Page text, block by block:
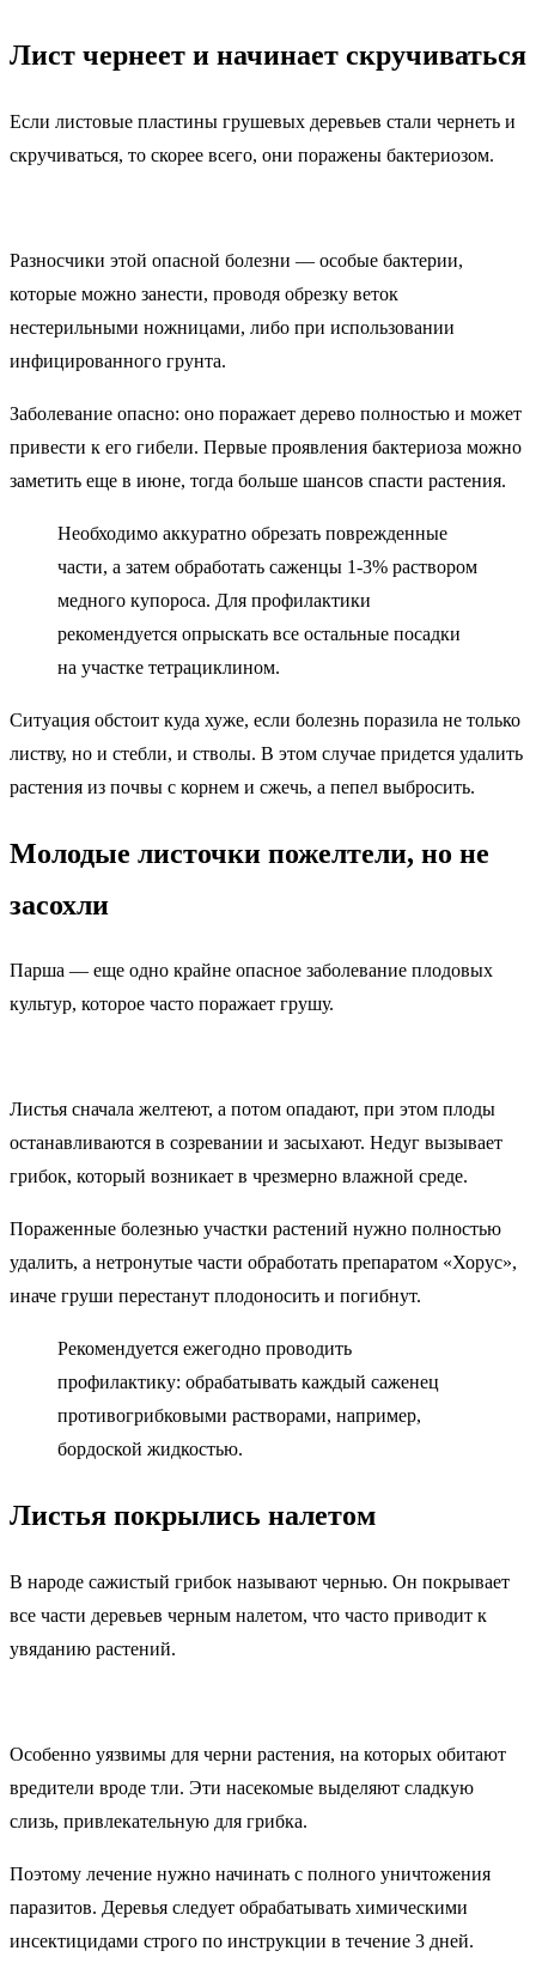
Лист чернеет и начинает скручиваться
Если листовые пластины грушевых деревьев стали чернеть и
скручиваться, то скорее всего, они поражены бактериозом.
Разносчики этой опасной болезни — особые бактерии,
которые можно занести, проводя обрезку веток
нестерильными ножницами, либо при использовании
инфицированного грунта.
Заболевание опасно: оно поражает дерево полностью и может
привести к его гибели. Первые проявления бактериоза можно
заметить еще в июне, тогда больше шансов спасти растения.
Необходимо аккуратно обрезать поврежденные
части, а затем обработать саженцы 1-3% раствором
медного купороса. Для профилактики
рекомендуется опрыскать все остальные посадки
на участке тетрациклином.
Ситуация обстоит куда хуже, если болезнь поразила не только
листву, но и стебли, и стволы. В этом случае придется удалить
растения из почвы с корнем и сжечь, а пепел выбросить.
Молодые листочки пожелтели, но не
засохли
Парша — еще одно крайне опасное заболевание плодовых
культур, которое часто поражает грушу.
Листья сначала желтеют, а потом опадают, при этом плоды
останавливаются в созревании и засыхают. Недуг вызывает
грибок, который возникает в чрезмерно влажной среде.
Пораженные болезнью участки растений нужно полностью
удалить, а нетронутые части обработать препаратом «Хорус»,
иначе груши перестанут плодоносить и погибнут.
Рекомендуется ежегодно проводить
профилактику: обрабатывать каждый саженец
противогрибковыми растворами, например,
бордоской жидкостью.
Листья покрылись налетом
В народе сажистый грибок называют чернью. Он покрывает
все части деревьев черным налетом, что часто приводит к
увяданию растений.
Особенно уязвимы для черни растения, на которых обитают
вредители вроде тли. Эти насекомые выделяют сладкую
слизь, привлекательную для грибка.
Поэтому лечение нужно начинать с полного уничтожения
паразитов. Деревья следует обрабатывать химическими
инсектицидами строго по инструкции в течение 3 дней.